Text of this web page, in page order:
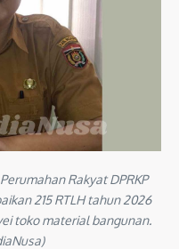
Rakyat DPRKP
215 RTLH tahun 2026
toko material bangunan.